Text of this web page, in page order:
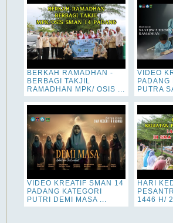
BERKAH RAMADHAN -
BERBAGI TAKJIL
RAMADHAN MPK/ OSIS ...
VIDEO
PADANG
PUTRA
VIDEO KREATIF SMAN 14
PADANG KATEGORI
PUTRI DEMI MASA ...
HARI
1446 H/